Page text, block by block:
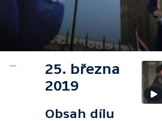
25. března
2019
Obsah dílu